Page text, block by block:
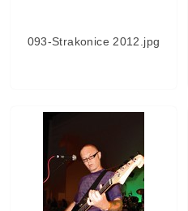
093-Strakonice 2012.jpg